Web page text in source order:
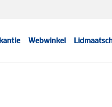
Webwinkel